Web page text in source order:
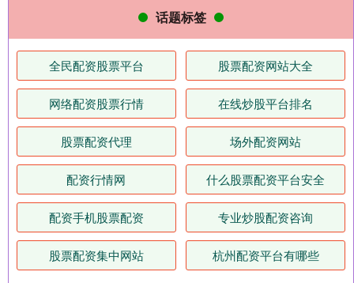
话题标签
全民配资股票平台 股票配资网站大全
网络配资股票行情 在线炒股平台排名
股票配资代理 场外配资网站
配资行情网 什么股票配资平台安全
配资手机股票配资 专业炒股配资咨询
股票配资集中网站 杭州配资平台有哪些